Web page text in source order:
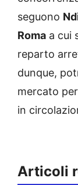
seguono
Roma a cui
reparto
dunque,
mercato
in
Articoli